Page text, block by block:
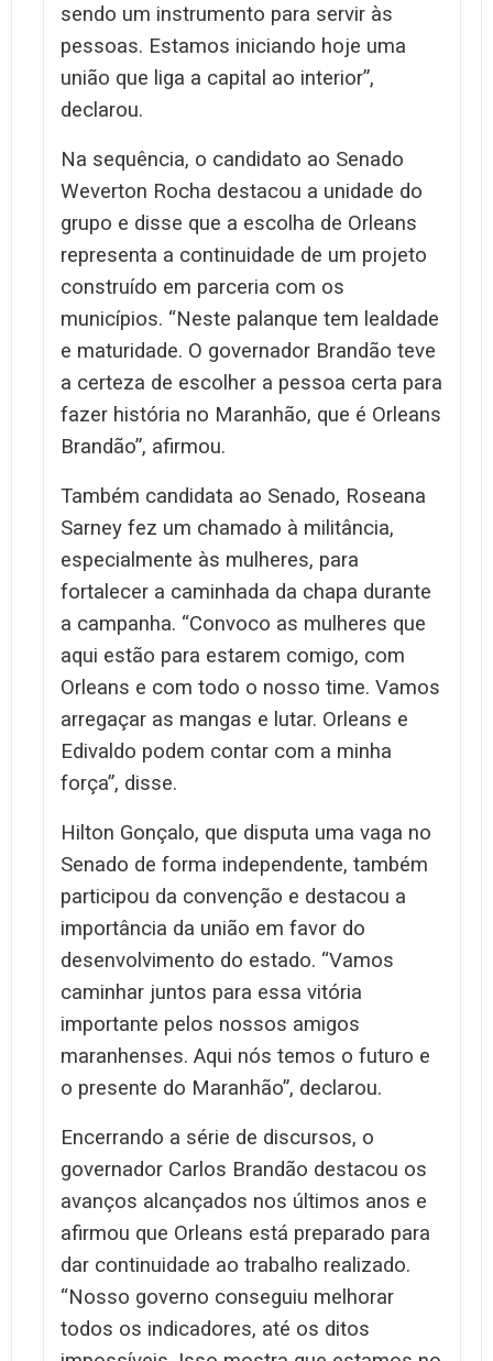
sendo um instrumento para servir às
pessoas. Estamos iniciando hoje uma
união que liga a capital ao interior”,
declarou.
Na sequência, o candidato ao Senado
Weverton Rocha destacou a unidade do
grupo e disse que a escolha de Orleans
representa a continuidade de um projeto
construído em parceria com os
municípios. “Neste palanque tem lealdade
e maturidade. O governador Brandão teve
a certeza de escolher a pessoa certa para
fazer história no Maranhão, que é Orleans
Brandão”, afirmou.
Também candidata ao Senado, Roseana
Sarney fez um chamado à militância,
especialmente às mulheres, para
fortalecer a caminhada da chapa durante
a campanha. “Convoco as mulheres que
aqui estão para estarem comigo, com
Orleans e com todo o nosso time. Vamos
arregaçar as mangas e lutar. Orleans e
Edivaldo podem contar com a minha
força”, disse.
Hilton Gonçalo, que disputa uma vaga no
Senado de forma independente, também
participou da convenção e destacou a
importância da união em favor do
desenvolvimento do estado. “Vamos
caminhar juntos para essa vitória
importante pelos nossos amigos
maranhenses. Aqui nós temos o futuro e
o presente do Maranhão”, declarou.
Encerrando a série de discursos, o
governador Carlos Brandão destacou os
avanços alcançados nos últimos anos e
afirmou que Orleans está preparado para
dar continuidade ao trabalho realizado.
“Nosso governo conseguiu melhorar
todos os indicadores, até os ditos